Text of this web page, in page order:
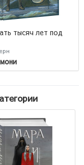
тысяч лет под